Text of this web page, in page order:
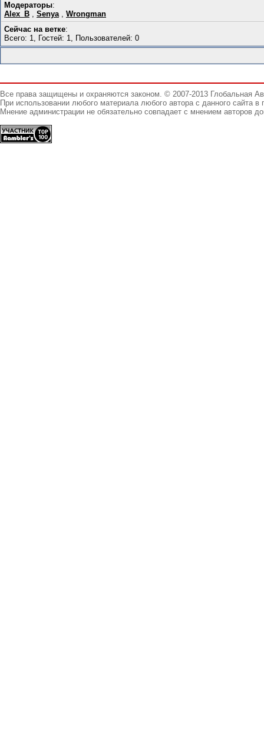
Модераторы:
Alex_B , Senya, Wrongman
Сейчас на ветке:
Всего: 1, Гостей: 1, Пользователей: 0
Все права защищены и охраняются законом. © 2007-2013 Глобальная
При использовании любого материала любого автора с данного сайта
Мнение администрации не обязательно совпадает с мнением авторов